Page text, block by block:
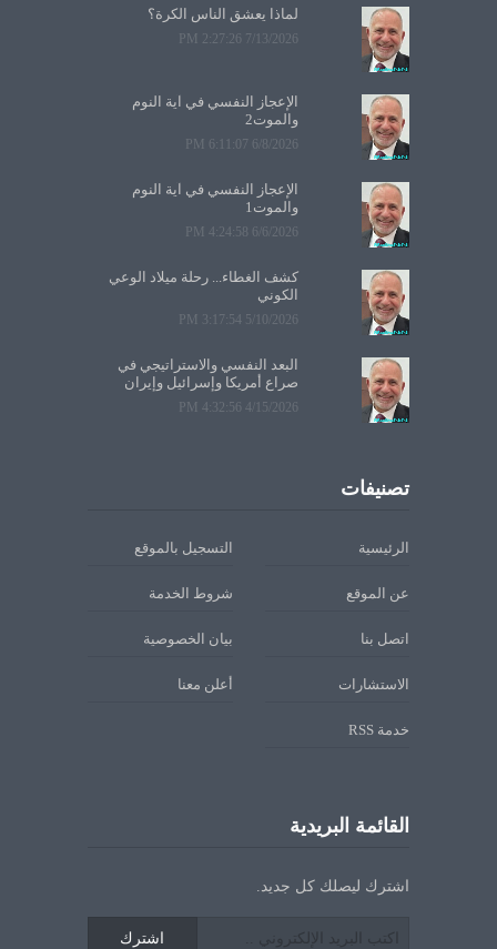
لماذا يعشق الناس الكرة؟
7/13/2026 2:27:26 PM
الإعجاز النفسي في آية النوم
والموت2
6/8/2026 6:11:07 PM
الإعجاز النفسي في آية النوم
والموت1
6/6/2026 4:24:58 PM
كشف الغطاء... رحلة ميلاد الوعي
الكوني
5/10/2026 3:17:54 PM
البعد النفسي والاستراتيجي في
صراع أمريكا وإسرائيل وإيران
4/15/2026 4:32:56 PM
تصنيفات
الرئيسية التسجيل بالموقع
عن الموقع شروط الخدمة
اتصل بنا بيان الخصوصية
الاستشارات أعلن معنا
خدمة RSS
القائمة البريدية
اشترك ليصلك كل جديد.
اشترك